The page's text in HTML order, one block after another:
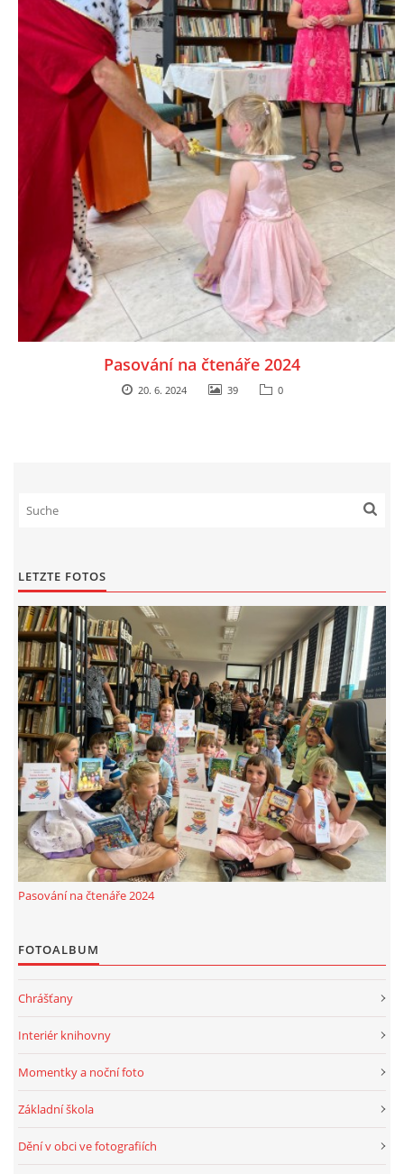
Pasování na čtenáře 2024
20. 6. 2024 39 0
LETZTE FOTOS
Pasování na čtenáře 2024
FOTOALBUM
Chrášťany
Interiér knihovny
Momentky a noční foto
Základní škola
Dění v obci ve fotografiích